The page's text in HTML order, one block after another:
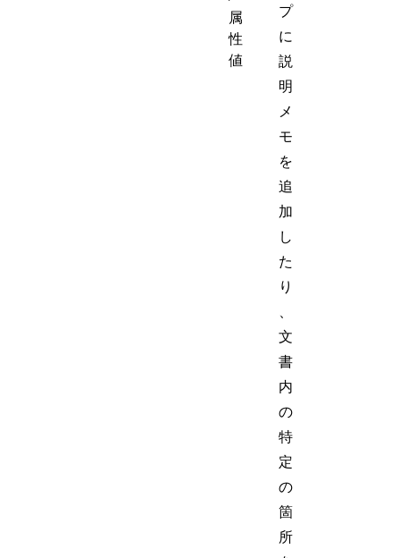
プ
に
説
明
メ
モ
を
追
加
し
た
り
文
書
内
の
特
定
の
箇
所
属
性
値